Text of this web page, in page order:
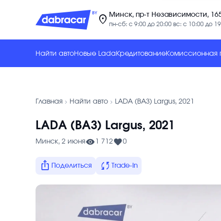
location_on Минск, пр-т Независимости,
пн-сб: с 9:00 до 20:00 вс: с 10:00 до
Найти автоНовые Lada КредитованиеКомиссионная
Главная chevron_forward Найти авто chevron_forward LADA (ВАЗ) Largus, 2021
LADA (ВАЗ) Largus, 2021
Минск, 2 июня 1 712 0
ios_share Поделиться sync Trade-In